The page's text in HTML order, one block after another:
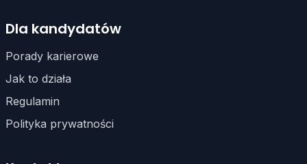
Dla kandydatów
Porady karierowe
Jak to działa
Regulamin
Polityka prywatności